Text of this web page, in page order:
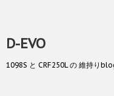
D-EVO
1098S と CRF250L の 維持り